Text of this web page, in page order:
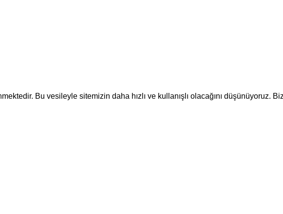
Bu vesileyle sitemizin daha hızlı ve kullanışlı olacağını düşünüyoruz.